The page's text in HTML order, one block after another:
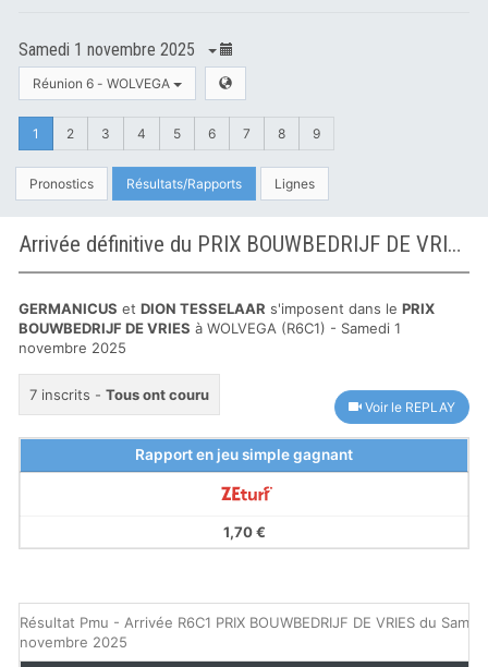
Samedi 1 novembre 2025
Réunion 6 - WOLVEGA
1 2 3 4 5 6 7 8 9
Pronostics Résultats/Rapports Lignes
Arrivée définitive du PRIX BOUWBEDRIJF DE VRIES à WOLVEGA
GERMANICUS et DION TESSELAAR s'imposent dans le PRIX
BOUWBEDRIJF DE VRIES à WOLVEGA (R6C1) - Samedi 1
novembre 2025
7 inscrits - Tous ont couru
Voir le REPLAY
Rapport en jeu simple gagnant
1,70 €
Résultat Pmu - Arrivée R6C1 PRIX BOUWBEDRIJF DE VRIES du
novembre 2025